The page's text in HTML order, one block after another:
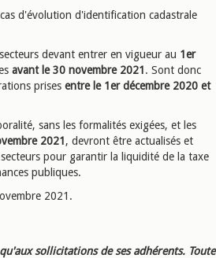
d'évolution d'identification cadastrale
devant entrer en vigueur au 1er
avant le 30 novembre 2021. Sont donc
prises entre le 1er décembre 2020 et
sans les formalités exigées, et les
2021, devront être actualisés et
pour garantir la liquidité de la taxe
publiques.
2021.
sollicitations de ses adhérents. Toute